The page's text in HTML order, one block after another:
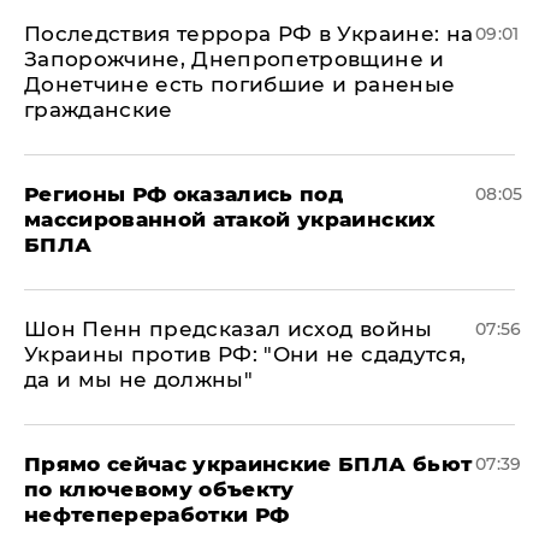
Последствия террора РФ в Украине: на
Запорожчине, Днепропетровщине и
Донетчине есть погибшие и раненые
гражданские
09:01
Регионы РФ оказались под
массированной атакой украинских
БПЛА
08:05
Шон Пенн предсказал исход войны
Украины против РФ: "Они не сдадутся,
да и мы не должны"
07:56
Прямо сейчас украинские БПЛА бьют
по ключевому объекту
нефтепереработки РФ
07:39